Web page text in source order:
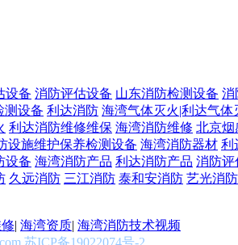
设备 消防评估设备 山东消防检测设备 消
测设备 利达消防 海湾气体灭火|利达气体
利达消防维修维保 海湾消防维修 北京烟
设施维护保养检测设备 海湾消防器材 利
设备 海湾消防产品 利达消防产品 消防评
久远消防 三江消防 泰和安消防 艺光消防
| 海湾资质| 海湾消防技术视频
苏ICP备19022074号-2